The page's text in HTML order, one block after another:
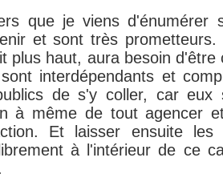
que je viens d'énumérer
et sont très prometteurs.
plus haut, aura besoin d'être
interdépendants et
de s'y coller, car eux
à même de tout agencer
Et laisser ensuite les
à l'intérieur de ce